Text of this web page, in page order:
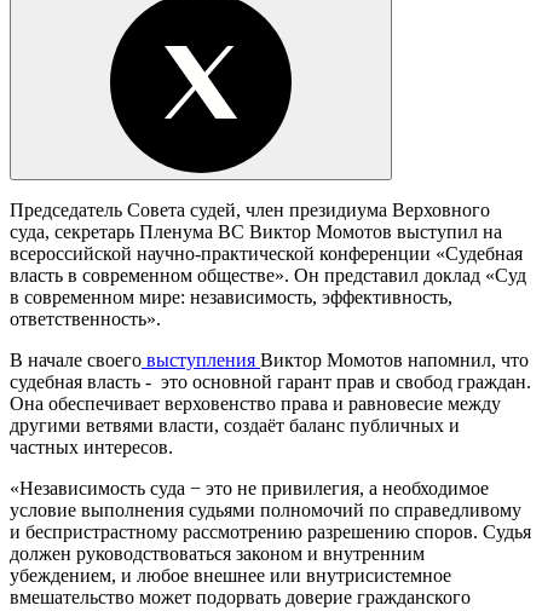
Председатель Совета судей, член президиума Верховного
суда, секретарь Пленума ВС Виктор Момотов выступил на
всероссийской научно-практической конференции «Судебная
власть в современном обществе». Он представил доклад «Суд
в современном мире: независимость, эффективность,
ответственность».
В начале своего выступления Виктор Момотов напомнил, что
судебная власть - это основной гарант прав и свобод граждан.
Она обеспечивает верховенство права и равновесие между
другими ветвями власти, создаёт баланс публичных и
частных интересов.
«Независимость суда − это не привилегия, а необходимое
условие выполнения судьями полномочий по справедливому
и беспристрастному рассмотрению разрешению споров. Судья
должен руководствоваться законом и внутренним
убеждением, и любое внешнее или внутрисистемное
вмешательство может подорвать доверие гражданского